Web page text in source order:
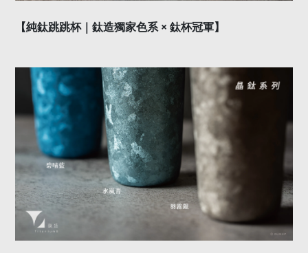
【純鈦跳跳杯｜鈦造獨家色系× 鈦杯冠軍】